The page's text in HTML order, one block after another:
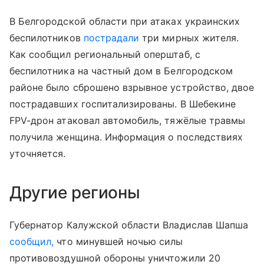
В Белгородской области при атаках украинских
беспилотников пострадали три мирных жителя.
Как сообщил региональный оперштаб, с
беспилотника на частный дом в Белгородском
районе было сброшено взрывное устройство, двое
пострадавших госпитализированы. В Шебекине
FPV-дрон атаковал автомобиль, тяжёлые травмы
получила женщина. Информация о последствиях
уточняется.
Другие регионы
Губернатор Калужской области Владислав Шапша
сообщил, что минувшей ночью силы
противовоздушной обороны уничтожили 20